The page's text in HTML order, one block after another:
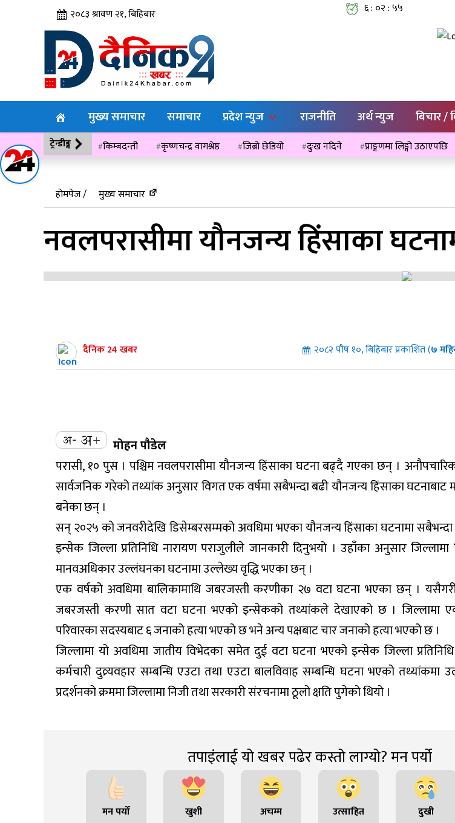
२०८३ श्रावण २१, बिहिबार ६ : ०२ : ५५
मुख्य समाचार समाचार प्रदेश न्युज राजनीति अर्थ न्युज बिचार /
ट्रेन्डीङ्ग किम्बदन्ती कृष्णचन्द्र वागश्रेष्ठ जिब्रो छेडियो दुःख नदिने प्राङ्गणमा लिङ्गो उठाएपछि
होमपेज /
मुख्य समाचार
नवलपरासीमा यौनजन्य हिंसाका
दैनिक 24 खबर २०८२ पौष १०, बिहिबार प्रकाशित (७
मोहन पौडेल
परासी, १० पुस । पश्चिम नवलपरासीमा यौनजन्य हिंसाका घटना बढ्दै गएका छन् ।
सार्वजनिक गरेको तथ्यांक अनुसार विगत एक वर्षमा सबैभन्दा बढी यौनजन्य हिंसाका घटनाबाट
बनेका छन् ।
सन् २०२५ को जनवरीदेखि डिसेम्बरसम्मको अवधिमा भएका यौनजन्य हिंसाका घटनामा
इन्सेक जिल्ला प्रतिनिधि नारायण पराजुलीले जानकारी दिनुभयो । उहाँका अनुसार
मानवअधिकार उल्लंघनका घटनामा उल्लेख्य वृद्धि भएका छन् ।
एक वर्षको अवधिमा बालिकामाथि जबरजस्ती करणीका २७ वटा घटना भएका छन् । यसैगरी
जबरजस्ती करणी सात वटा घटना भएको इन्सेकको तथ्यांकले देखाएको छ । जिल्लामा
परिवारका सदस्यबाट ६ जनाको हत्या भएको छ भने अन्य पक्षबाट चार जनाको हत्या भएको छ ।
जिल्लामा यो अवधिमा जातीय विभेदका समेत दुई वटा घटना भएको इन्सेक जिल्ला
कर्मचारी दुव्र्यवहार सम्बन्धि एउटा तथा एउटा बालविवाह सम्बन्धि घटना भएको
प्रदर्शनको क्रममा जिल्लामा निजी तथा सरकारी संरचनामा ठूलो क्षति पुगेको थियो ।
तपाइंलाई यो खबर पढेर कस्तो लाग्यो? मन पर्यो
मन पर्यो खुशी अचम्म उत्साहित दुखी